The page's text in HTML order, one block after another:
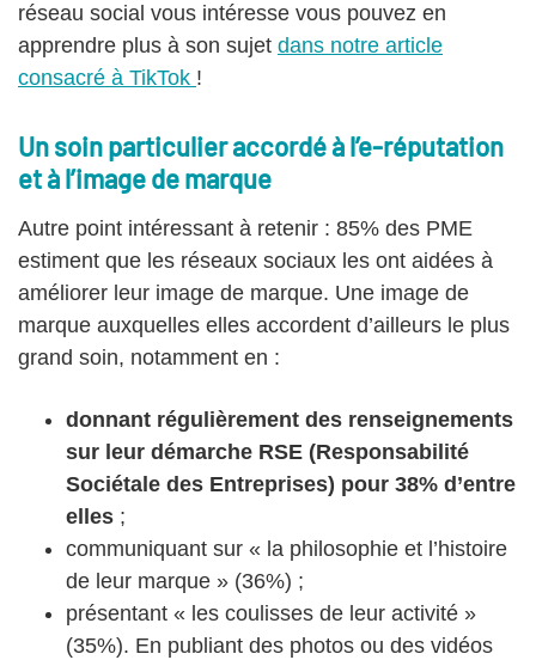
réseau social vous intéresse vous pouvez en
apprendre plus à son sujet dans notre article
consacré à TikTok !
Un soin particulier accordé à l’e-réputation
et à l’image de marque
Autre point intéressant à retenir : 85% des PME
estiment que les réseaux sociaux les ont aidées à
améliorer leur image de marque. Une image de
marque auxquelles elles accordent d’ailleurs le plus
grand soin, notamment en :
donnant régulièrement des renseignements
sur leur démarche RSE (Responsabilité
Sociétale des Entreprises) pour 38% d’entre
elles ;
communiquant sur « la philosophie et l’histoire
de leur marque » (36%) ;
présentant « les coulisses de leur activité »
(35%). En publiant des photos ou des vidéos